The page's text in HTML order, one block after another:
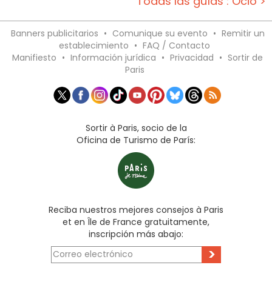
Banners publicitarios • Comunique su evento • Remitir un
establecimiento • FAQ / Contacto
Manifiesto • Información jurídica • Privacidad • Sortir de
Paris
Sortir à Paris, socio de la
Oficina de Turismo de París:
Reciba nuestros mejores consejos à Paris
et en Île de France gratuitamente,
inscripción más abajo:
>